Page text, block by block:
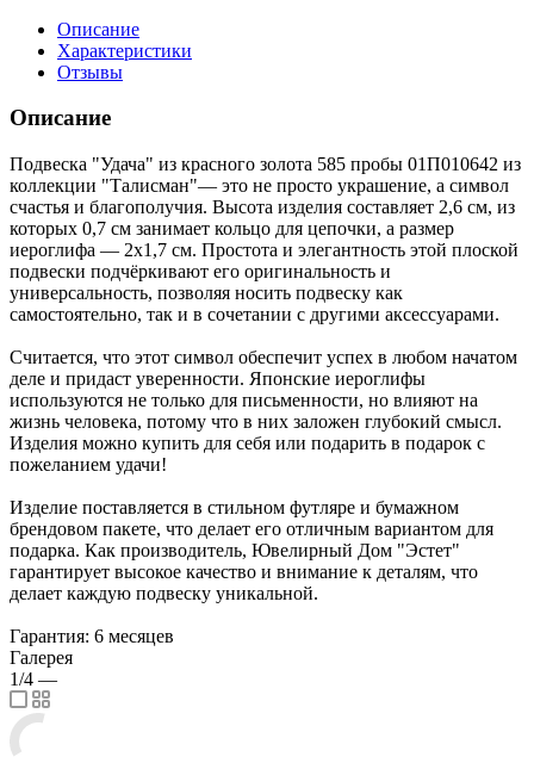
Описание
Характеристики
Отзывы
Описание
Подвеска "Удача" из красного золота 585 пробы 01П010642 из
коллекции "Талисман"— это не просто украшение, а символ
счастья и благополучия. Высота изделия составляет 2,6 см, из
которых 0,7 см занимает кольцо для цепочки, а размер
иероглифа — 2х1,7 см. Простота и элегантность этой плоской
подвески подчёркивают его оригинальность и
универсальность, позволяя носить подвеску как
самостоятельно, так и в сочетании с другими аксессуарами.
Считается, что этот символ обеспечит успех в любом начатом
деле и придаст уверенности. Японские иероглифы
используются не только для письменности, но влияют на
жизнь человека, потому что в них заложен глубокий смысл.
Изделия можно купить для себя или подарить в подарок с
пожеланием удачи!
Изделие поставляется в стильном футляре и бумажном
брендовом пакете, что делает его отличным вариантом для
подарка. Как производитель, Ювелирный Дом "Эстет"
гарантирует высокое качество и внимание к деталям, что
делает каждую подвеску уникальной.
Гарантия: 6 месяцев
Галерея
1/4 —